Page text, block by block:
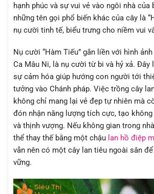
hạnh phúc và sự vui vẻ vào ngôi nhà của
những tên gọi phổ biến khác của cây là
nụ cười tinh tế, biểu trưng cho niềm vui
Nụ cười “Hàm Tiếu” gắn liền với hình
Ca Mâu Ni, là nụ cười từ bi và hỷ xả. Đây
sự cảm hóa giúp hướng con người tới
tưởng vào Chánh pháp. Việc trồng cây
không chỉ mang lại vẻ đẹp tự nhiên mà
đón nhận năng lượng tích cực, tạo
và thịnh vượng. Nếu không gian trong
thể thay thế bằng một chậu lan hồ điệp
vẫn nên có một cây lan tiêu ngoài sân
vững.